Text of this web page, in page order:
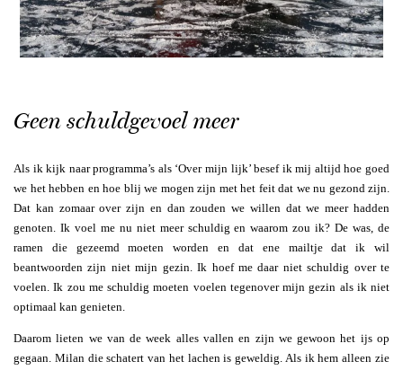
Geen schuldgevoel meer
Als ik kijk naar programma’s als ‘Over mijn lijk’ besef ik mij altijd hoe goed
we het hebben en hoe blij we mogen zijn met het feit dat we nu gezond zijn.
Dat kan zomaar over zijn en dan zouden we willen dat we meer hadden
genoten. Ik voel me nu niet meer schuldig en waarom zou ik? De was, de
ramen die gezeemd moeten worden en dat ene mailtje dat ik wil
beantwoorden zijn niet mijn gezin. Ik hoef me daar niet schuldig over te
voelen. Ik zou me schuldig moeten voelen tegenover mijn gezin als ik niet
optimaal kan genieten.
Daarom lieten we van de week alles vallen en zijn we gewoon het ijs op
gegaan. Milan die schatert van het lachen is geweldig. Als ik hem alleen zie